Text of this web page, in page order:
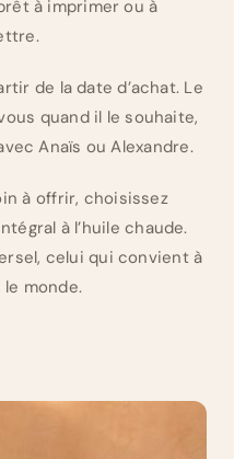
à imprimer ou à
de la date d’achat. Le
quand il le souhaite,
Anaïs ou Alexandre.
à offrir, choisissez
à l’huile chaude.
celui qui convient à
monde.